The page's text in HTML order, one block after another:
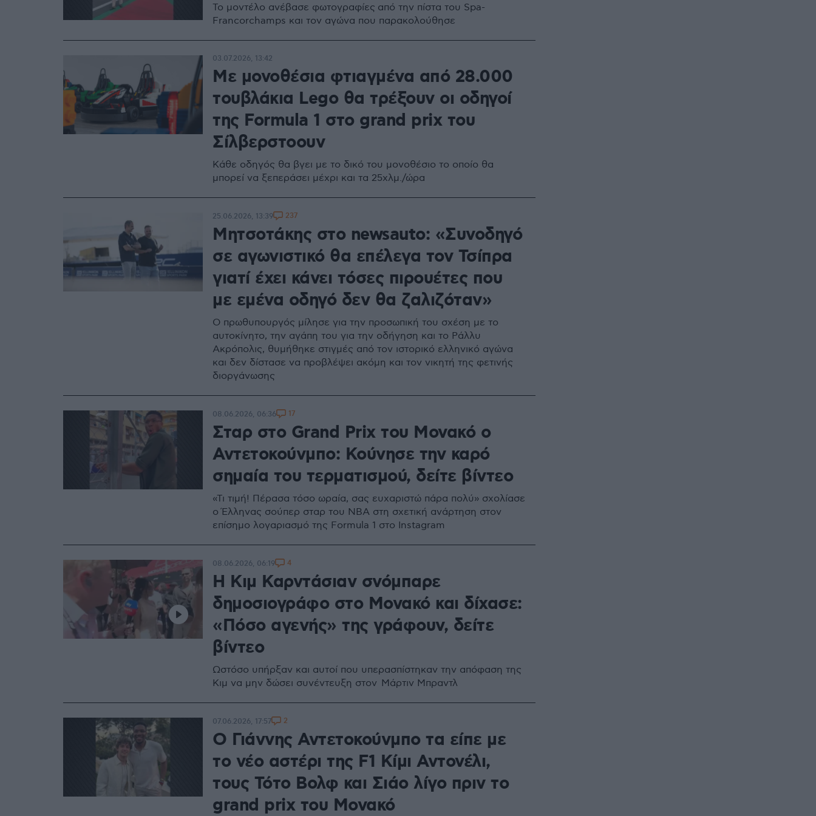
Το μοντέλο ανέβασε φωτογραφίες από την πίστα του Spa-
Francorchamps και τον αγώνα που παρακολούθησε
Με μονοθέσια φτιαγμένα από 28.000
τουβλάκια Lego θα τρέξουν οι οδηγοί
της Formula 1 στο grand prix του
Σίλβερστοουν
Κάθε οδηγός θα βγει με το δικό του μονοθέσιο το οποίο θα
μπορεί να ξεπεράσει μέχρι και τα 25χλμ./ώρα
03.07.2026, 13:42
Μητσοτάκης στο newsauto: «Συνοδηγό
σε αγωνιστικό θα επέλεγα τον Τσίπρα
γιατί έχει κάνει τόσες πιρουέτες που
με εμένα οδηγό δεν θα ζαλιζόταν»
Ο πρωθυπουργός μίλησε για την προσωπική του σχέση με το
αυτοκίνητο, την αγάπη του για την οδήγηση και το Ράλλυ
Ακρόπολις, θυμήθηκε στιγμές από τον ιστορικό ελληνικό αγώνα
και δεν δίστασε να προβλέψει ακόμη και τον νικητή της φετινής
διοργάνωσης
25.06.2026, 13:39 237
Σταρ στο Grand Prix του Μονακό ο
Αντετοκούνμπο: Κούνησε την καρό
σημαία του τερματισμού, δείτε βίντεο
«Τι τιμή! Πέρασα τόσο ωραία, σας ευχαριστώ πάρα πολύ» σχολίασε
ο Έλληνας σούπερ σταρ του ΝΒΑ στη σχετική ανάρτηση στον
επίσημο λογαριασμό της Formula 1 στο Instagram
08.06.2026, 06:36 17
Η Κιμ Καρντάσιαν σνόμπαρε
δημοσιογράφο στο Μονακό και δίχασε:
«Πόσο αγενής» της γράφουν, δείτε
βίντεο
Ωστόσο υπήρξαν και αυτοί που υπερασπίστηκαν την απόφαση της
Κιμ να μην δώσει συνέντευξη στον Μάρτιν Μπραντλ
08.06.2026, 06:19 4
Ο Γιάννης Αντετοκούνμπο τα είπε με
το νέο αστέρι της F1 Κίμι Αντονέλι,
τους Τότο Βολφ και Σιάο λίγο πριν το
grand prix του Μονακό
07.06.2026, 17:57 2